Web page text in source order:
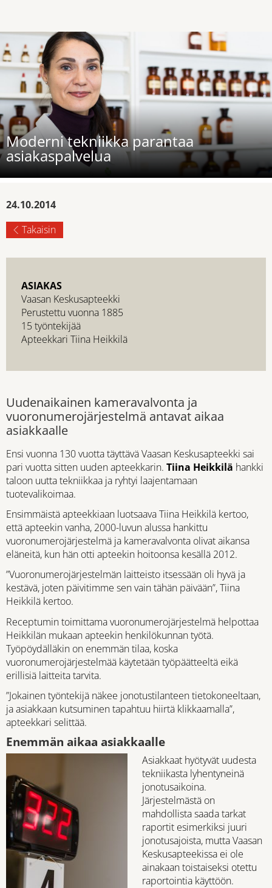
Moderni tekniikka parantaa
asiakaspalvelua
24.10.2014
Takaisin
ASIAKAS
Vaasan Keskusapteekki
Perustettu vuonna 1885
15 työntekijää
Apteekkari Tiina Heikkilä
Uudenaikainen kameravalvonta ja
vuoronumerojärjestelmä antavat aikaa
asiakkaalle
Ensi vuonna 130 vuotta täyttävä Vaasan Keskusapteekki sai
pari vuotta sitten uuden apteekkarin. Tiina Heikkilä hankki
taloon uutta tekniikkaa ja ryhtyi laajentamaan
tuotevalikoimaa.
Ensimmäistä apteekkiaan luotsaava Tiina Heikkilä kertoo,
että apteekin vanha, 2000-luvun alussa hankittu
vuoronumerojärjestelmä ja kameravalvonta olivat aikansa
eläneitä, kun hän otti apteekin hoitoonsa kesällä 2012.
”Vuoronumerojärjestelmän laitteisto itsessään oli hyvä ja
kestävä, joten päivitimme sen vain tähän päivään”, Tiina
Heikkilä kertoo.
Receptumin toimittama vuoronumerojärjestelmä helpottaa
Heikkilän mukaan apteekin henkilökunnan työtä.
Työpöydälläkin on enemmän tilaa, koska
vuoronumerojärjestelmää käytetään työpäätteeltä eikä
erillisiä laitteita tarvita.
”Jokainen työntekijä näkee jonotustilanteen tietokoneeltaan,
ja asiakkaan kutsuminen tapahtuu hiirtä klikkaamalla”,
apteekkari selittää.
Enemmän aikaa asiakkaalle
Asiakkaat hyötyvät uudesta
tekniikasta lyhentyneinä
jonotusaikoina.
Järjestelmästä on
mahdollista saada tarkat
raportit esimerkiksi juuri
jonotusajoista, mutta Vaasan
Keskusapteekissa ei ole
ainakaan toistaiseksi otettu
raportointia käyttöön.